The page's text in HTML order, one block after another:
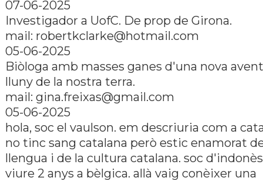
07-06-2025
Investigador a UofC. De prop de Girona.
mail: robertkclarke@hotmail.com
05-06-2025
Biòloga amb masses ganes d'una nova
lluny de la nostra terra.
mail: gina.freixas@gmail.com
05-06-2025
hola, soc el vaulson. em descriuria com a
no tinc sang catalana però estic enamorat
llengua i de la cultura catalana. soc
viure 2 anys a bèlgica. allà vaig conèixer una